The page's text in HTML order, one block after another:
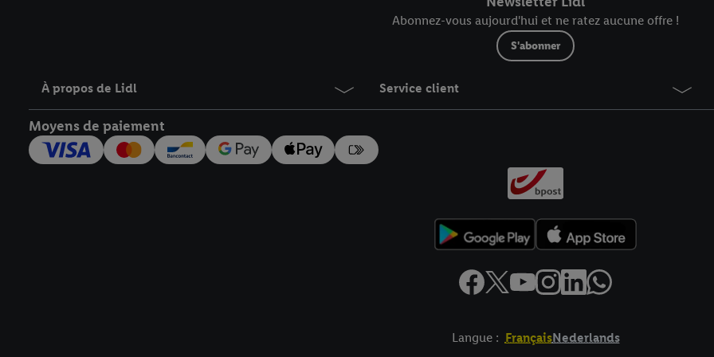
Abonnez-vous aujourd'hui et ne ratez aucune offre !
S'abonner
À propos de Lidl Service client
Moyens de paiement
Langue : FrançaisNederlands